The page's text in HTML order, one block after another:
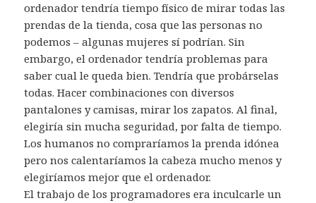
ordenador tendría tiempo físico de mirar todas las
prendas de la tienda, cosa que las personas no
podemos – algunas mujeres sí podrían. Sin
embargo, el ordenador tendría problemas para
saber cual le queda bien. Tendría que probárselas
todas. Hacer combinaciones con diversos
pantalones y camisas, mirar los zapatos. Al final,
elegiría sin mucha seguridad, por falta de tiempo.
Los humanos no compraríamos la prenda idónea
pero nos calentaríamos la cabeza mucho menos y
elegiríamos mejor que el ordenador.
El trabajo de los programadores era inculcarle un